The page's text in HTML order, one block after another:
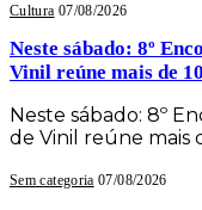
Cultura 07/08/2026
Neste sábado: 8º
Vinil reúne mais de
Neste sábado: 8º
de Vinil reúne mais
Sem categoria 07/08/2026